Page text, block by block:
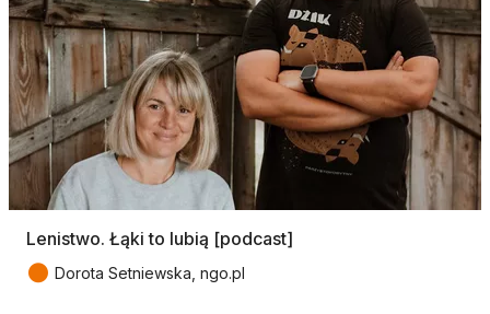
Lenistwo. Łąki to lubią [podcast]
● Dorota Setniewska, ngo.pl